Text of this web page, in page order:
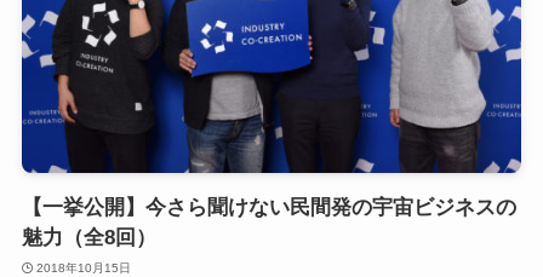
【一挙公開】今さら聞けない民間発の宇宙ビジネスの
魅力（全8回）
2018年10月15日